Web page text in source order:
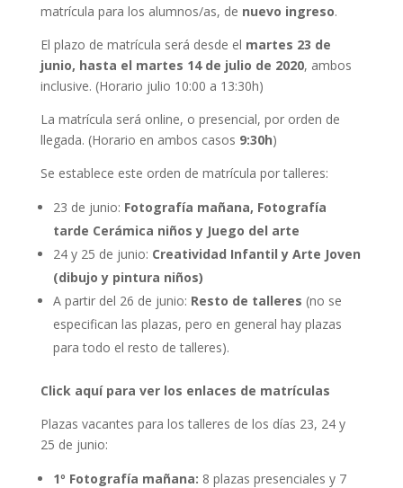
matrícula para los alumnos/as, de nuevo ingreso.
El plazo de matrícula será desde el martes 23 de
junio, hasta el martes 14 de julio de 2020, ambos
inclusive. (Horario julio 10:00 a 13:30h)
La matrícula será online, o presencial, por orden de
llegada. (Horario en ambos casos 9:30h)
Se establece este orden de matrícula por talleres:
23 de junio: Fotografía mañana, Fotografía
tarde Cerámica niños y Juego del arte
24 y 25 de junio: Creatividad Infantil y Arte Joven
(dibujo y pintura niños)
A partir del 26 de junio: Resto de talleres (no se
especifican las plazas, pero en general hay plazas
para todo el resto de talleres).
Click aquí para ver los enlaces de matrículas
Plazas vacantes para los talleres de los días 23, 24 y
25 de junio:
1º Fotografía mañana: 8 plazas presenciales y 7